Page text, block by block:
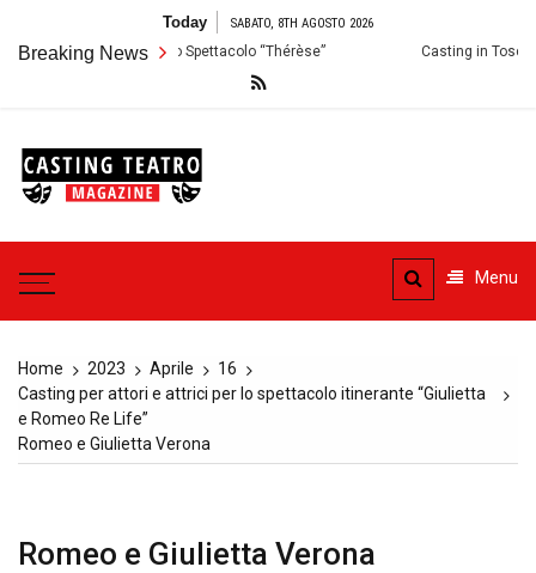
content
Today SABATO, 8TH AGOSTO 2026
Breaking News
Audizioni per lo Spettacolo “Thérèse” Casting in Toscana:
teatrali
Menu
Home 2023 Aprile
16
Casting per attori e attrici per lo spettacolo itinerante “Giulietta
e Romeo Re Life”
Romeo e Giulietta Verona
Romeo e Giulietta Verona